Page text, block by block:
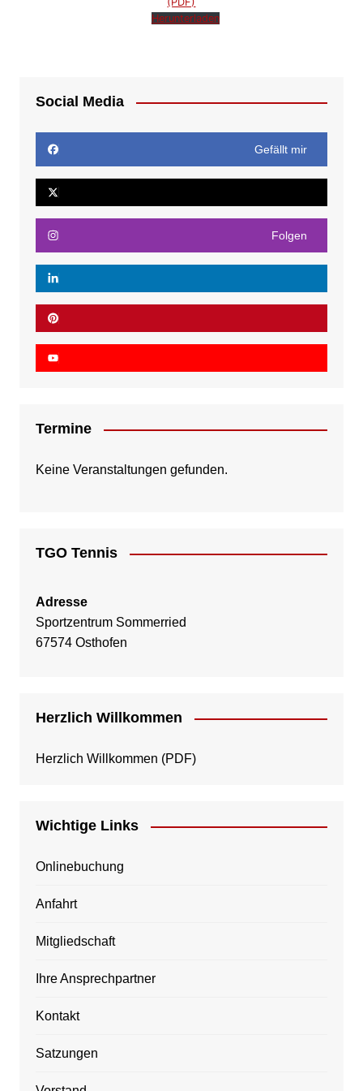
Herunterladen
Social Media
Gefällt mir
Folgen
Termine
Keine Veranstaltungen gefunden.
TGO Tennis
Adresse
Sportzentrum Sommerried
67574 Osthofen
Herzlich Willkommen
Herzlich Willkommen (PDF)
Wichtige Links
Onlinebuchung
Anfahrt
Mitgliedschaft
Ihre Ansprechpartner
Kontakt
Satzungen